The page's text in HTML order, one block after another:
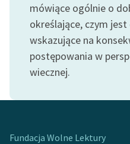
Polityka prywatności
Regulamin biblioteki
Dane fundacji i
sprawozdania finansowe
Regulamin darowizn
wrażliwych
mówiące ogólnie o
określające, czym
wskazujące na
postępowania w
wiecznej.
Fundacja Wolne Lektury